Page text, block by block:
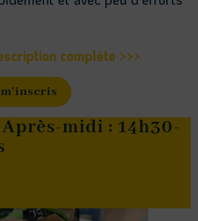
complète >>>
midi : 14h30-